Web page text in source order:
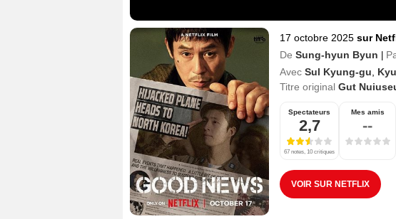
17 octobre 2025 sur
De Sung-hyun Byun |
Avec Sul Kyung-gu
Titre original Gut
Spectateurs
2,7
67 notes, 10 critiques
Mes amis
--
VOIR SUR NETFLIX